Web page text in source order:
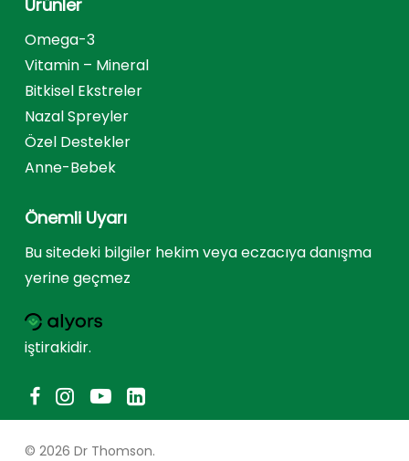
Ürünler
Omega-3
Vitamin – Mineral
Bitkisel Ekstreler
Nazal Spreyler
Özel Destekler
Anne-Bebek
Önemli Uyarı
Bu sitedeki bilgiler hekim veya eczacıya danışma
yerine geçmez
iştirakidir.
© 2026 Dr Thomson.